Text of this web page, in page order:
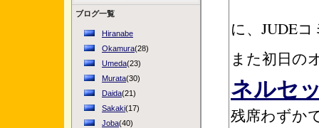
ブログ一覧
Hiranabe
Okamura(28)
Umeda(23)
Murata(30)
Daida(21)
Sakaki(17)
Joba(40)
に、JUDE
また初日の
ネルセ
残席わずか